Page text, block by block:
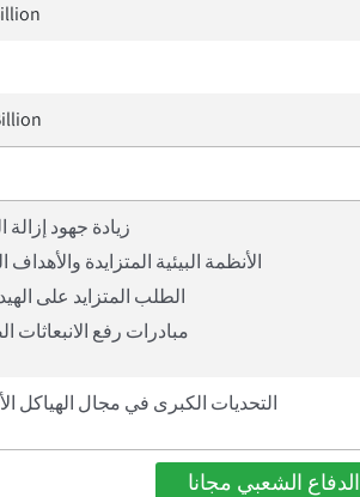
زيادة جهود إزالة
الأنظمة البيئية المتزايدة والأهداف
الطلب المتزايد على
مبادرات رفع الانبعاثات
التحديات الكبرى في مجال الهياكل
الشعبي مجانا